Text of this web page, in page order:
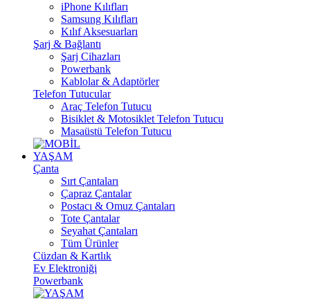
iPhone Kılıfları
Samsung Kılıfları
Kılıf Aksesuarları
Şarj & Bağlantı
Şarj Cihazları
Powerbank
Kablolar & Adaptörler
Telefon Tutucular
Araç Telefon Tutucu
Bisiklet & Motosiklet Telefon Tutucu
Masaüstü Telefon Tutucu
YAŞAM
Çanta
Sırt Çantaları
Çapraz Çantalar
Postacı & Omuz Çantaları
Tote Çantalar
Seyahat Çantaları
Tüm Ürünler
Cüzdan & Kartlık
Ev Elektroniği
Powerbank